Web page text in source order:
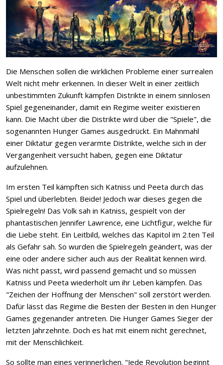
Die Menschen sollen die wirklichen Probleme einer surrealen
Welt nicht mehr erkennen. In dieser Welt in einer zeitliich
unbestimmten Zukunft kämpfen Distrikte in einem sinnlosen
Spiel gegeneinander, damit ein Regime weiter existieren
kann. Die Macht über die Distrikte wird über die "Spiele", die
sogenannten Hunger Games ausgedrückt. Ein Mahnmahl
einer Diktatur gegen verarmte Distrikte, welche sich in der
Vergangenheit versucht haben, gegen eine Diktatur
aufzulehnen.
Im ersten Teil kämpften sich Katniss und Peeta durch das
Spiel und überlebten. Beide! Jedoch war dieses gegen die
Spielregeln! Das Volk sah in Katniss, gespielt von der
phantastischen Jennifer Lawrence, eine Lichtfigur, welche für
die Liebe steht. Ein Leitbild, welches das Kapitol im 2.ten Teil
als Gefahr sah. So wurden die Spielregeln geändert, was der
eine oder andere sicher auch aus der Realität kennen wird.
Was nicht passt, wird passend gemacht und so müssen
Katniss und Peeta wiederholt um ihr Leben kämpfen. Das
"Zeichen der Hoffnung der Menschen" soll zerstört werden.
Dafür lässt das Regime die Besten der Besten in den Hunger
Games gegenander antreten. Die Hunger Games Sieger der
letzten Jahrzehnte. Doch es hat mit einem nicht gerechnet,
mit der Menschlichkeit.
So sollte man eines verinnerlichen. "Jede Revolution beginnt